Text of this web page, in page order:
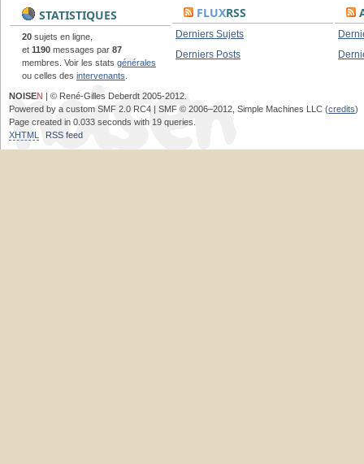
STATISTIQUES
20 sujets en ligne,
et 1190 messages par 87
membres. Voir les stats générales
ou celles des intervenants
FLUXRSS
Derniers Sujets
Derniers Posts
NOISEN | © René-Gilles Deberdt 2005-2012.
Powered by a custom SMF 2.0 RC4 | SMF © 2006–2012, Simple Machines LLC (credits)
Page created in 0.033 seconds with 19 queries.
XHTML
RSS feed